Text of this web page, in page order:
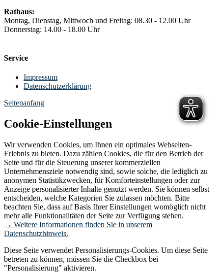
Rathaus:
Montag, Dienstag, Mittwoch und Freitag: 08.30 - 12.00 Uhr
Donnerstag: 14.00 - 18.00 Uhr
Service
Impressum
Datenschutzerklärung
Seitenanfang
Cookie-Einstellungen
Wir verwenden Cookies, um Ihnen ein optimales Webseiten-
Erlebnis zu bieten. Dazu zählen Cookies, die für den Betrieb der
Seite und für die Steuerung unserer kommerziellen
Unternehmensziele notwendig sind, sowie solche, die lediglich zu
anonymen Statistikzwecken, für Komforteinstellungen oder zur
Anzeige personalisierter Inhalte genutzt werden. Sie können selbst
entscheiden, welche Kategorien Sie zulassen möchten. Bitte
beachten Sie, dass auf Basis Ihrer Einstellungen womöglich nicht
mehr alle Funktionalitäten der Seite zur Verfügung stehen.
→ Weitere Informationen finden Sie in unserem
Datenschutzhinweis.
Diese Seite verwendet Personalisierungs-Cookies. Um diese Seite
betreten zu können, müssen Sie die Checkbox bei
"Personalisierung" aktivieren.